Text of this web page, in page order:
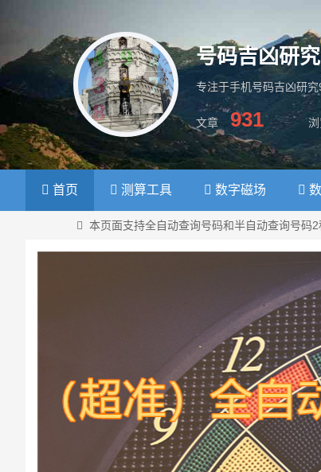
数字磁场学
号码吉凶研
专注于手机号码吉凶研
文章 931
首页 测算工具 数字磁场
本页面支持全自动查询号码和半自动查询号码